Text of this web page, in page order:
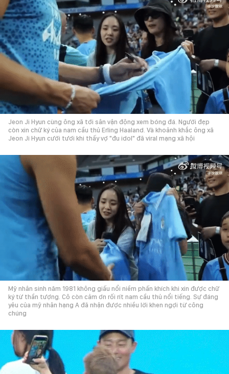
Jeon Ji Hyun cùng ông xã tới sân vận động xem bóng đá. Người đẹp
còn xin chữ ký của nam cầu thủ Erling Haaland. Và khoảnh khắc ông xã
Jeon Ji Hyun cười tươi khi thấy vợ "đu idol" đã viral mạng xã hội
Mỹ nhân sinh năm 1981 không giấu nổi niềm phấn khích khi xin được chữ
ký từ thần tượng. Cô còn cảm ơn rối rít nam cầu thủ nổi tiếng. Sự đáng
yêu của mỹ nhân hạng A đã nhận được nhiều lời khen ngợi từ công
chúng